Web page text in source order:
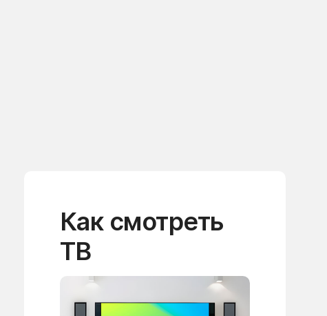
Как смотреть
ТВ